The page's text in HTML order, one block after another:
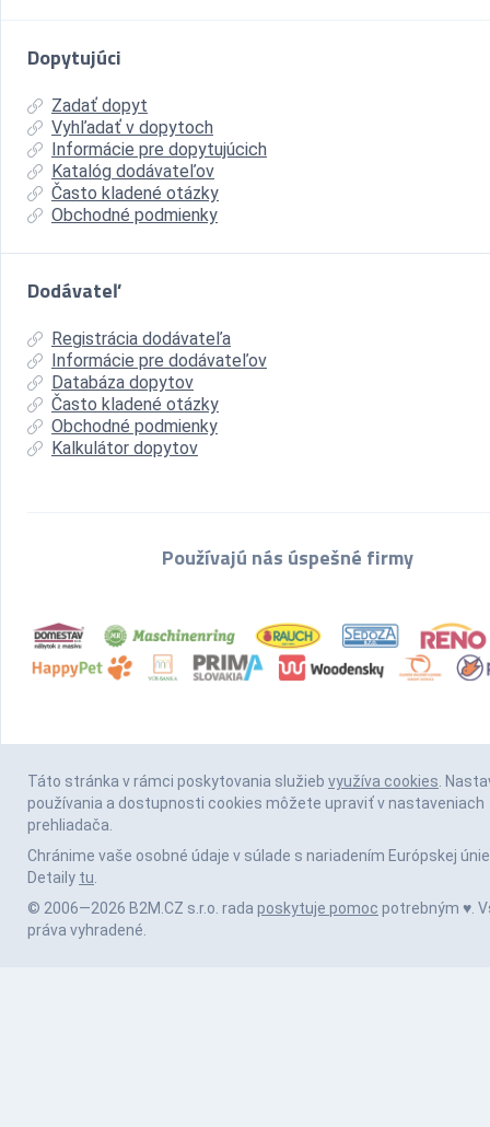
Dopytujúci
Zadať dopyt
Vyhľadať v dopytoch
Informácie pre dopytujúcich
Katalóg dodávateľov
Často kladené otázky
Obchodné podmienky
Dodávateľ
Registrácia dodávateľa
Informácie pre dodávateľov
Databáza dopytov
Často kladené otázky
Obchodné podmienky
Kalkulátor dopytov
Používajú nás úspešné firmy
Táto stránka v rámci poskytovania služieb využíva cookies.
používania a dostupnosti cookies môžete upraviť v nastaveniach
prehliadača.
Chránime vaše osobné údaje v súlade s nariadením Európskej únie
Detaily tu.
© 2006—2026 B2M.CZ s.r.o. rada poskytuje pomoc potrebným ♥️.
práva vyhradené.